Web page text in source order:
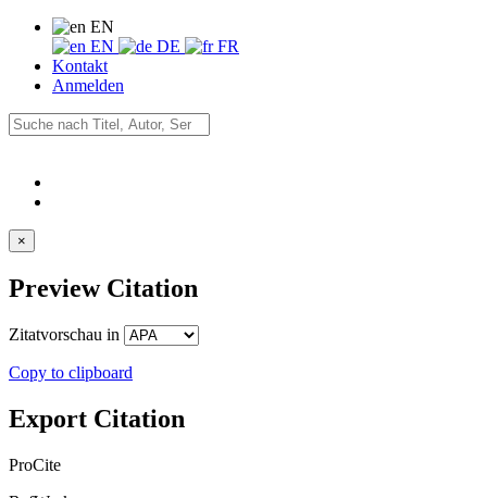
EN
EN
DE
FR
Kontakt
Anmelden
×
Preview Citation
Zitatvorschau in
Copy to clipboard
Export Citation
ProCite